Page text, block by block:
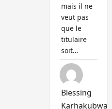
mais il ne
veut pas
que le
titulaire
soit…
Blessing
Karhakubwa